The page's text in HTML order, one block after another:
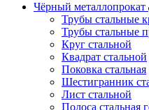
Чёрный металлопрокат
Трубы стальные
Трубы стальные
Круг стальной
Квадрат стальной
Поковка стальная
Шестигранник
Лист стальной
Полоса стальная